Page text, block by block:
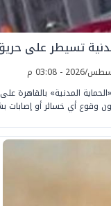
تسيطر على
المدنية» بالقاهرة
وقوع أي خسائر أو إصابات